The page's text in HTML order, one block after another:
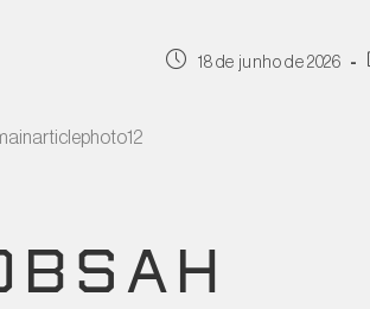
18 de junho de 2026